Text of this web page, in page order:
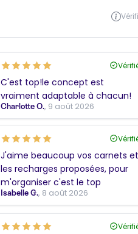
C'est top!le concept est
vraiment adaptable à chacun!
Charlotte O., 9 août 2026
J'aime beaucoup vos carnets et
les recharges proposées, pour
m'organiser c'est le top
Isabelle G., 8 août 2026